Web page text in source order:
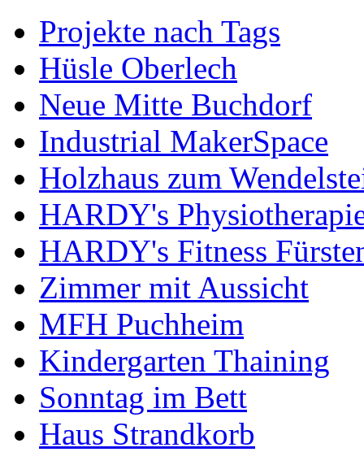
Projekte nach Tags
Hüsle Oberlech
Neue Mitte Buchdorf
Industrial MakerSpace
Holzhaus zum
HARDY's
HARDY's Fitness
Zimmer mit Aussicht
MFH Puchheim
Kindergarten Thaining
Sonntag im Bett
Haus Strandkorb